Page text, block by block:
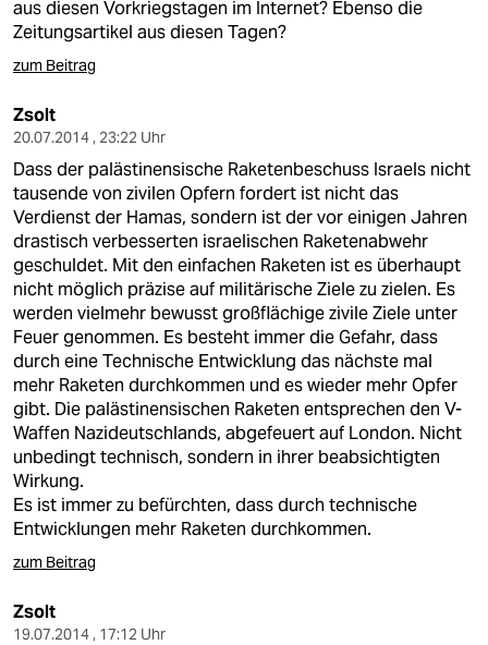
aus diesen Vorkriegstagen im Internet? Ebenso die
Zeitungsartikel aus diesen Tagen?
zum Beitrag
Zsolt
20.07.2014 , 23:22 Uhr
Dass der palästinensische Raketenbeschuss Israels nicht
tausende von zivilen Opfern fordert ist nicht das
Verdienst der Hamas, sondern ist der vor einigen Jahren
drastisch verbesserten israelischen Raketenabwehr
geschuldet. Mit den einfachen Raketen ist es überhaupt
nicht möglich präzise auf militärische Ziele zu zielen. Es
werden vielmehr bewusst großflächige zivile Ziele unter
Feuer genommen. Es besteht immer die Gefahr, dass
durch eine Technische Entwicklung das nächste mal
mehr Raketen durchkommen und es wieder mehr Opfer
gibt. Die palästinensischen Raketen entsprechen den V-
Waffen Nazideutschlands, abgefeuert auf London. Nicht
unbedingt technisch, sondern in ihrer beabsichtigten
Wirkung.
Es ist immer zu befürchten, dass durch technische
Entwicklungen mehr Raketen durchkommen.
zum Beitrag
Zsolt
19.07.2014 , 17:12 Uhr